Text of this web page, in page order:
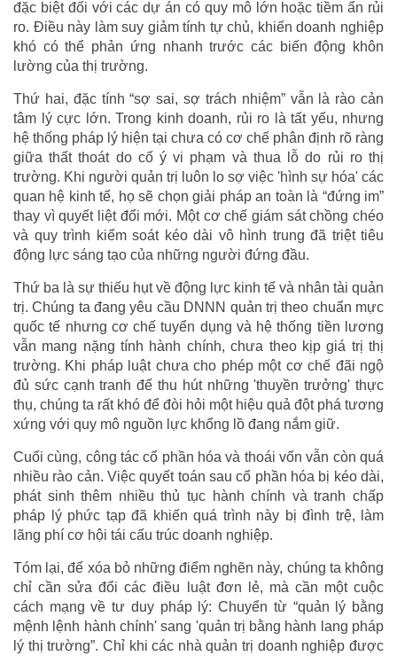
đặc biệt đối với các dự án có quy mô lớn hoặc tiềm ẩn rủi
ro. Điều này làm suy giảm tính tự chủ, khiến doanh nghiệp
khó có thể phản ứng nhanh trước các biến động khôn
lường của thị trường.
Thứ hai, đặc tính “sợ sai, sợ trách nhiệm” vẫn là rào cản
tâm lý cực lớn. Trong kinh doanh, rủi ro là tất yếu, nhưng
hệ thống pháp lý hiện tại chưa có cơ chế phân định rõ ràng
giữa thất thoát do cố ý vi phạm và thua lỗ do rủi ro thị
trường. Khi người quản trị luôn lo sợ việc 'hình sự hóa' các
quan hệ kinh tế, họ sẽ chọn giải pháp an toàn là “đứng im”
thay vì quyết liệt đổi mới. Một cơ chế giám sát chồng chéo
và quy trình kiểm soát kéo dài vô hình trung đã triệt tiêu
động lực sáng tạo của những người đứng đầu.
Thứ ba là sự thiếu hụt về động lực kinh tế và nhân tài quản
trị. Chúng ta đang yêu cầu DNNN quản trị theo chuẩn mực
quốc tế nhưng cơ chế tuyển dụng và hệ thống tiền lương
vẫn mang nặng tính hành chính, chưa theo kịp giá trị thị
trường. Khi pháp luật chưa cho phép một cơ chế đãi ngộ
đủ sức cạnh tranh để thu hút những 'thuyền trưởng' thực
thụ, chúng ta rất khó để đòi hỏi một hiệu quả đột phá tương
xứng với quy mô nguồn lực khổng lồ đang nắm giữ.
Cuối cùng, công tác cổ phần hóa và thoái vốn vẫn còn quá
nhiều rào cản. Việc quyết toán sau cổ phần hóa bị kéo dài,
phát sinh thêm nhiều thủ tục hành chính và tranh chấp
pháp lý phức tạp đã khiến quá trình này bị đình trệ, làm
lãng phí cơ hội tái cấu trúc doanh nghiệp.
Tóm lại, để xóa bỏ những điểm nghẽn này, chúng ta không
chỉ cần sửa đổi các điều luật đơn lẻ, mà cần một cuộc
cách mạng về tư duy pháp lý: Chuyển từ “quản lý bằng
mệnh lệnh hành chính' sang 'quản trị bằng hành lang pháp
lý thị trường”. Chỉ khi các nhà quản trị doanh nghiệp được